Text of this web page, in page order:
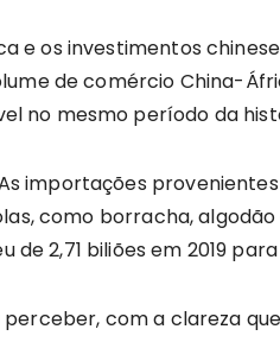
e os investimentos
de comércio China-
no mesmo período da
importações
como borracha,
2,71 biliões em 2019
com a clareza